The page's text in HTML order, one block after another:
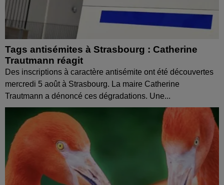
Tags antisémites à Strasbourg : Catherine
Trautmann réagit
Des inscriptions à caractère antisémite ont été découvertes
mercredi 5 août à Strasbourg. La maire Catherine
Trautmann a dénoncé ces dégradations. Une...